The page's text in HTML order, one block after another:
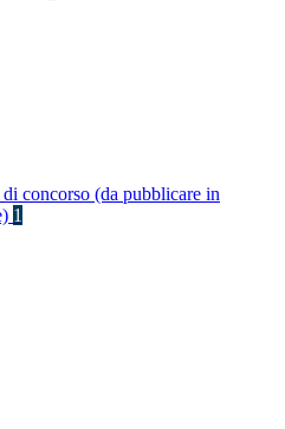
concorso (da pubblicare in
1